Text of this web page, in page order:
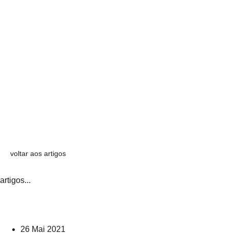
voltar aos artigos
artigos...
26 Mai 2021